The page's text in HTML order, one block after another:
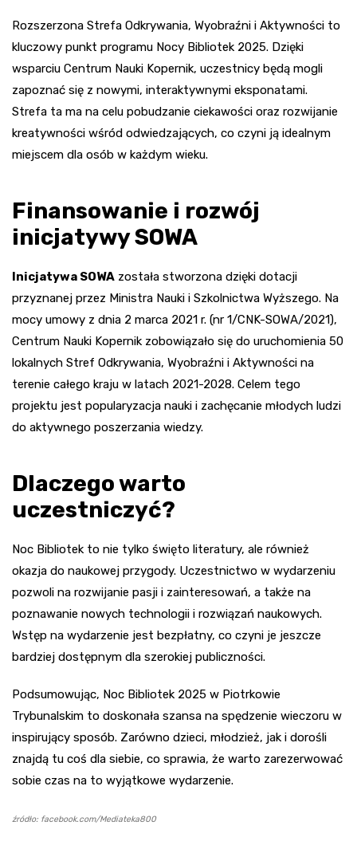
Rozszerzona Strefa Odkrywania, Wyobraźni i Aktywności to
kluczowy punkt programu Nocy Bibliotek 2025. Dzięki
wsparciu Centrum Nauki Kopernik, uczestnicy będą mogli
zapoznać się z nowymi, interaktywnymi eksponatami.
Strefa ta ma na celu pobudzanie ciekawości oraz rozwijanie
kreatywności wśród odwiedzających, co czyni ją idealnym
miejscem dla osób w każdym wieku.
Finansowanie i rozwój
inicjatywy SOWA
Inicjatywa SOWA została stworzona dzięki dotacji
przyznanej przez Ministra Nauki i Szkolnictwa Wyższego. Na
mocy umowy z dnia 2 marca 2021 r. (nr 1/CNK-SOWA/2021),
Centrum Nauki Kopernik zobowiązało się do uruchomienia 50
lokalnych Stref Odkrywania, Wyobraźni i Aktywności na
terenie całego kraju w latach 2021-2028. Celem tego
projektu jest popularyzacja nauki i zachęcanie młodych ludzi
do aktywnego poszerzania wiedzy.
Dlaczego warto
uczestniczyć?
Noc Bibliotek to nie tylko święto literatury, ale również
okazja do naukowej przygody. Uczestnictwo w wydarzeniu
pozwoli na rozwijanie pasji i zainteresowań, a także na
poznawanie nowych technologii i rozwiązań naukowych.
Wstęp na wydarzenie jest bezpłatny, co czyni je jeszcze
bardziej dostępnym dla szerokiej publiczności.
Podsumowując, Noc Bibliotek 2025 w Piotrkowie
Trybunalskim to doskonała szansa na spędzenie wieczoru w
inspirujący sposób. Zarówno dzieci, młodzież, jak i dorośli
znajdą tu coś dla siebie, co sprawia, że warto zarezerwować
sobie czas na to wyjątkowe wydarzenie.
źródło: facebook.com/Mediateka800